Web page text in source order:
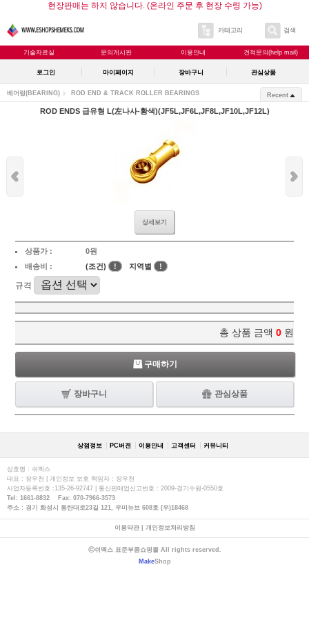
현장판매는 하지 않습니다. (온라인 주문 후 현장 수령 가능)
카테고리 검색
기술자료실 문의게시판 이용안내 견적문의(help mail)
로그인 마이페이지 장바구니 관심상품
베어링(BEARING) ROD END & TRACK ROLLER BEARINGS Recent
ROD ENDS 급유형 L(左나사-황색)(JF5L,JF6L,JF8L,JF10L,JF12L)
상세보기
상품가 :
0원
배송비 :
(조건) ! 지역별 !
규격
총 상품 금액 0 원
구매하기
장바구니 관심상품
상점정보 PC버젼 이용안내 고객센터 커뮤니티
상호명 : 쉬멕스
대표 : 장우천 | 개인정보 보호 책임자 : 장우천
사업자등록번호 :135-26-92747 | 통신판매업신고번호 : 2009-경기수원-0550호
Tel: 1661-8832 Fax: 070-7966-3573
주소 : 경기 화성시 동탄대로23길 121, 우미뉴브 608호 (우)18468
이용약관| 개인정보처리방침
ⓒ쉬멕스 표준부품쇼핑몰 All rights reserved.
MakeShop